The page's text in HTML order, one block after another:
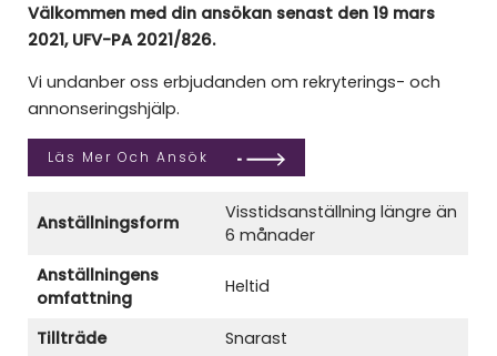
Välkommen med din ansökan senast den 19 mars
2021, UFV-PA 2021/826.
Vi undanber oss erbjudanden om rekryterings- och
annonseringshjälp.
Läs Mer Och Ansök
Anställningsform
Visstidsanställning längre än
6 månader
Anställningens
omfattning
Heltid
Tillträde
Snarast